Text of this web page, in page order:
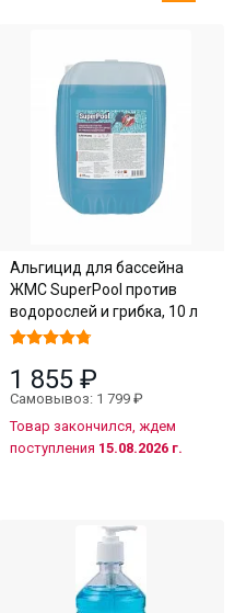
Альгицид для бассейна
ЖМС SuperPool против
водорослей и грибка, 10 л
1 855 ₽
Самовывоз: 1 799 ₽
Товар закончился, ждем
поступления 15.08.2026 г.